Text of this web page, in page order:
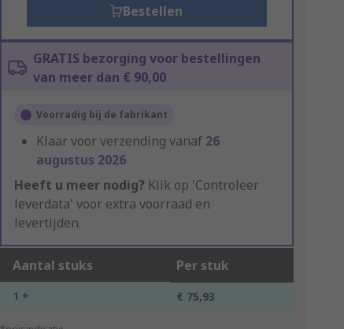
Bestellen
GRATIS bezorging voor bestellingen
van meer dan € 90,00
Voorradig bij de fabrikant
Klaar voor verzending vanaf 26
augustus 2026
Heeft u meer nodig? Klik op 'Controleer
leverdata' voor extra voorraad en
levertijden.
Aantal stuks Per stuk
1 + € 75,93